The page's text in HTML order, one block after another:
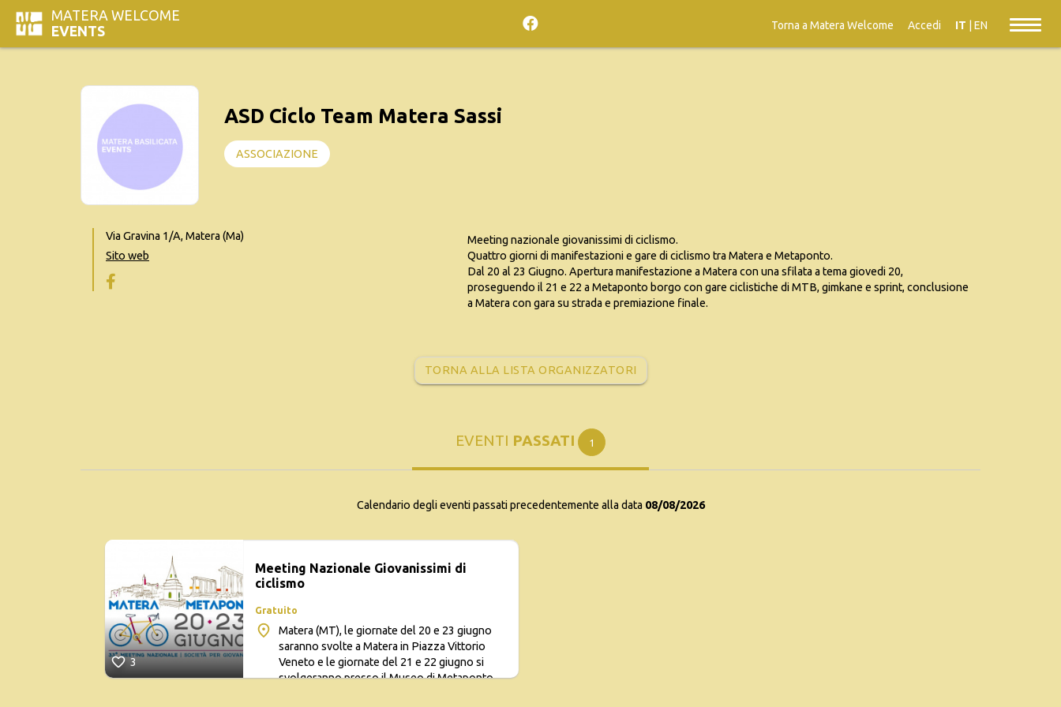
MATERA WELCOME
EVENTS
Torna a Matera Welcome Accedi IT EN
ASD Ciclo Team Matera Sassi
ASSOCIAZIONE
Via Gravina 1/A, Matera (Ma)
Sito web
Meeting nazionale giovanissimi di ciclismo.
Quattro giorni di manifestazioni e gare di ciclismo tra Matera e Metaponto.
Dal 20 al 23 Giugno. Apertura manifestazione a Matera con una sfilata a tema giovedi 20,
proseguendo il 21 e 22 a Metaponto borgo con gare ciclistiche di MTB, gimkane e sprint, conclusione
a Matera con gara su strada e premiazione finale.
TORNA ALLA LISTA ORGANIZZATORI
EVENTI PASSATI 1
Calendario degli eventi passati precedentemente alla data 08/08/2026
3
Meeting Nazionale Giovanissimi di
ciclismo
Gratuito
Matera (MT), le giornate del 20 e 23 giugno
saranno svolte a Matera in Piazza Vittorio
Veneto e le giornate del 21 e 22 giugno si
svolgeranno presso il Museo di Metaponto